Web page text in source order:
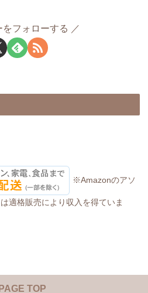
をフォローする
※Amazonのアソ
適格販売により収入を得ていま
PAGE TOP